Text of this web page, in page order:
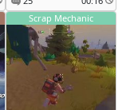
Scrap Mechanic